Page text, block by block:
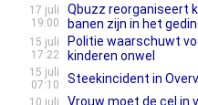
17 juli
19:00
Qbuzz reorganiseert
banen zijn in het
15 juli
17:22
Politie waarschuwt
kinderen onwel
15 juli
07:10
Steekincident in
10 juli Vrouw moet de cel in